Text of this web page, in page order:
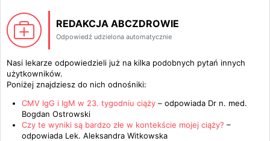
REDAKCJA ABCZDROWIE
Odpowiedź udzielona automatycznie
Nasi lekarze odpowiedzieli już na kilka podobnych pytań innych
użytkowników.
Poniżej znajdziesz do nich odnośniki:
CMV IgG i IgM w 23. tygodniu ciąży – odpowiada Dr n. med.
Bogdan Ostrowski
Czy te wyniki są bardzo złe w kontekście mojej ciąży? –
odpowiada Lek. Aleksandra Witkowska